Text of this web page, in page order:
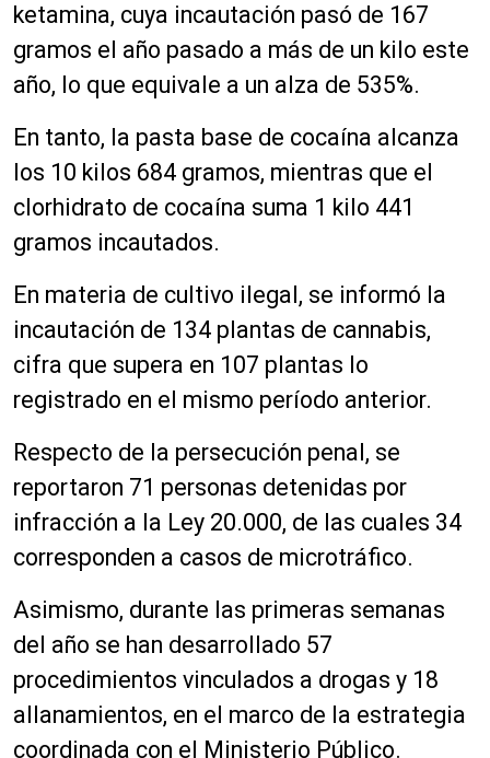
ketamina, cuya incautación pasó de 167
gramos el año pasado a más de un kilo este
año, lo que equivale a un alza de 535%.
En tanto, la pasta base de cocaína alcanza
los 10 kilos 684 gramos, mientras que el
clorhidrato de cocaína suma 1 kilo 441
gramos incautados.
En materia de cultivo ilegal, se informó la
incautación de 134 plantas de cannabis,
cifra que supera en 107 plantas lo
registrado en el mismo período anterior.
Respecto de la persecución penal, se
reportaron 71 personas detenidas por
infracción a la Ley 20.000, de las cuales 34
corresponden a casos de microtráfico.
Asimismo, durante las primeras semanas
del año se han desarrollado 57
procedimientos vinculados a drogas y 18
allanamientos, en el marco de la estrategia
coordinada con el Ministerio Público.